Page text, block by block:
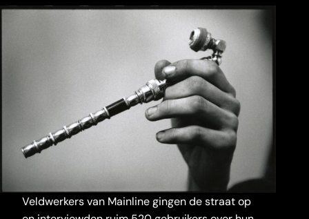
Veldwerkers van Mainline gingen de straat op